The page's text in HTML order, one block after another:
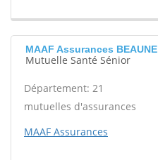
MAAF Assurances BEAUNE
Mutuelle Santé Sénior
Département: 21
mutuelles d'assurances
MAAF Assurances